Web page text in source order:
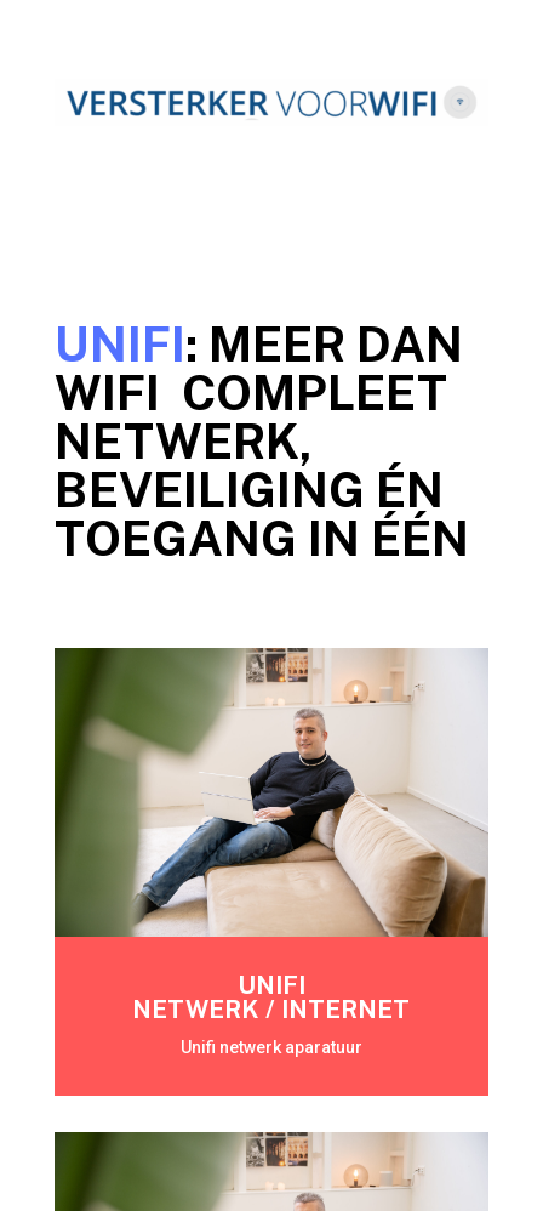
UNIFI: MEER DAN
WIFI COMPLEET
NETWERK,
BEVEILIGING ÉN
TOEGANG IN ÉÉN
UNIFI
NETWERK / INTERNET
Unifi netwerk aparatuur